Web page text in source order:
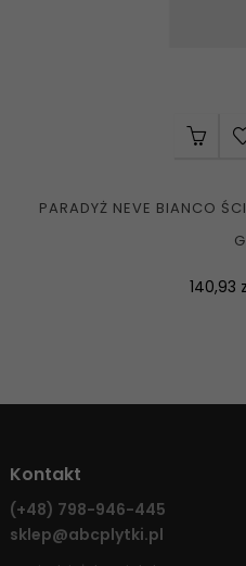
PARADYŻ NEVE BIANCO
Cena
140,93
Kontakt
(+48) 798-946-445
sklep@abcplytki.pl